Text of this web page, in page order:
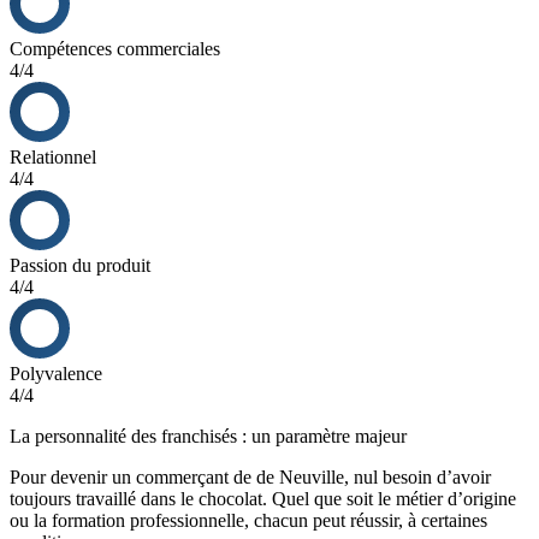
Produits de Qualité : En tant qu’ambassadeurs du savoir-faire
français, les boutiques De Neuville proposent des produits de
haute qualité, incluant des assortiments de chocolats et de
Innovation et Expérience Client : De Neuville met l’accent sur
l’innovation et l’expérience client, offrant des expériences
ludiques et joyeuses autour du chocolat, ce qui peut aider à
fidéliser la clientèle.
Compétences commerciales
4/4
Relationnel
4/4
Passion du produit
4/4
Polyvalence
4/4
La personnalité des franchisés : un paramètre majeur
Pour devenir un commerçant de de Neuville, nul besoin d’avoir
toujours travaillé dans le chocolat. Quel que soit le métier d’origine
ou la formation professionnelle, chacun peut réussir, à certaines